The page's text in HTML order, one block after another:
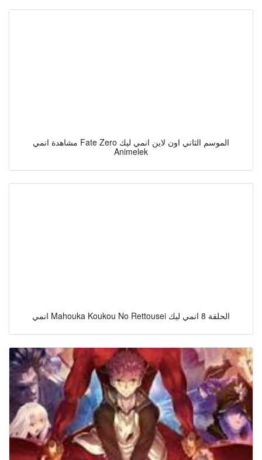
مشاهدة انمي Fate Zero الموسم الثاني اون لاين انمي ليك
Animelek
انمي Mahouka Koukou No Rettousei الحلقة 8 انمي ليك